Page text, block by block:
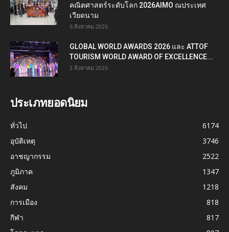
คณิตศาสตร์ระดับโลก 2026AIMO ณประเทศ
เวียดนาม
6 สิงหาคม 2026
GLOBAL WORLD AWARDS 2026 และ ATTOF
TOURISM WORLD AWARD OF EXCELLENCE...
3 สิงหาคม 2026
ประเภทยอดนิยม
ทั่วไป
6174
อุบัติเหตุ
3746
อาชญากรรม
2522
ภูมิภาค
1347
สังคม
1218
การเมือง
818
กีฬา
817